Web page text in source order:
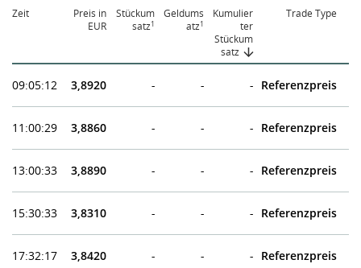
Zeit
Preis in
EUR
Stückum
satz1
Geldums
atz1
Kumulier
ter
Stückum
satz
Trade Type
09:05:12 3,8920 - - - Referenzpreis
11:00:29 3,8860 - - - Referenzpreis
13:00:33 3,8890 - - - Referenzpreis
15:30:33 3,8310 - - - Referenzpreis
17:32:17 3,8420 - - - Referenzpreis